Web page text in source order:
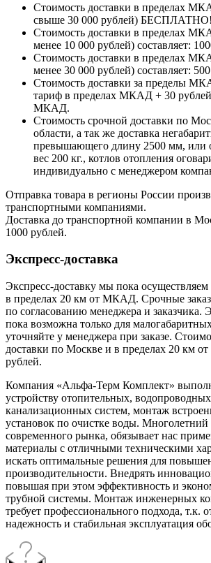
Стоимость доставки в пределах
свыше 30 000 рублей) БЕСПЛАТНО!
Стоимость доставки в пределах
менее 10 000 рублей) составляет:
Стоимость доставки в пределах
менее 30 000 рублей) составляет:
Стоимость доставки за пределы
тариф в пределах МКАД + 30 рублей
МКАД.
Стоимость срочной доставки по
области, а так же доставка
превышающего длину 2500 мм, или
вес 200 кг., котлов отопления
индивидуально с менеджером
Отправка товара в регионы России
транспортными компаниями.
Доставка до транспортной компании в
1000 рублей.
Экспресс-доставка
Экспресс-доставку мы пока
в пределах 20 км от МКАД. Срочные
по согласованию менеджера и заказчика.
пока возможна только для
уточняйте у менеджера при заказе.
доставки по Москве и в пределах 20 км
рублей.
Компания «Альфа-Терм Комплект»
устройству отопительных,
канализационных систем, монтаж
установок по очистке воды.
современного рынка, обязывает нас
материалы с отличными техническими
искать оптимальные решения для
производительности. Внедрять
повышая при этом эффективность и
трубной системы. Монтаж инженерных
требует профессионального подхода, т.к.
надежность и стабильная эксплуатация